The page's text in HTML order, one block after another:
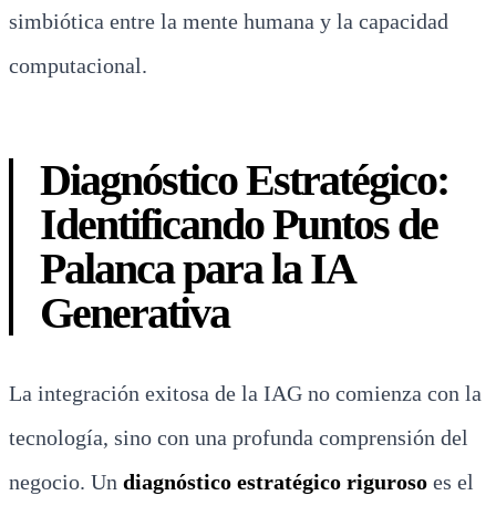
simbiótica entre la mente humana y la capacidad
computacional.
Diagnóstico Estratégico:
Identificando Puntos de
Palanca para la IA
Generativa
La integración exitosa de la IAG no comienza con la
tecnología, sino con una profunda comprensión del
negocio. Un diagnóstico estratégico riguroso es el